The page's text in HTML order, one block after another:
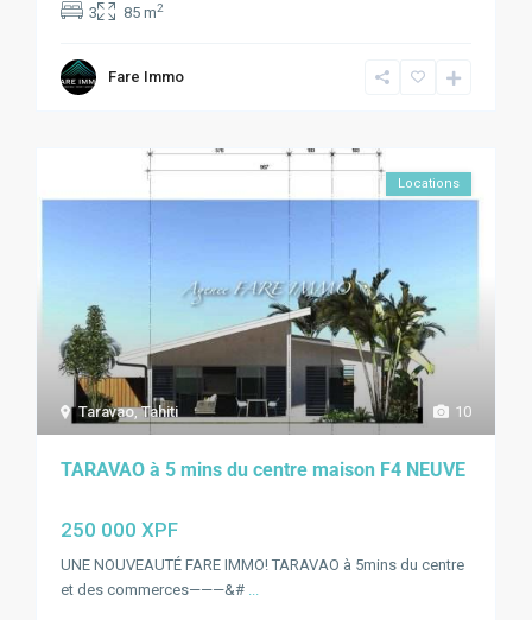
3 85 m2
Fare Immo
10
Taravao,Tahiti
Locations
TARAVAO à 5 mins du centre maison F4 NEUVE
250 000 XPF
UNE NOUVEAUTÉ FARE IMMO! TARAVAO à 5mins du centre
et des commerces———&# ...